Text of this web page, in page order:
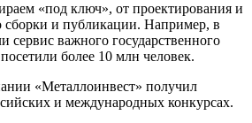
«под ключ», от проектирования и
сборки и публикации. Например, в
сервис важного государственного
более 10 млн человек.
«Металлоинвест» получил
и международных конкурсах.